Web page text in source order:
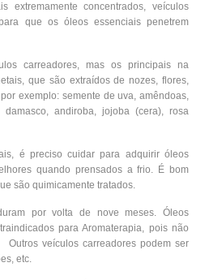
extremamente concentrados, veículos
que os óleos essenciais penetrem
carreadores, mas os principais na
que são extraídos de nozes, flores,
exemplo: semente de uva, amêndoas,
andiroba, jojoba (cera), rosa
é preciso cuidar para adquirir óleos
quando prensados a frio. É bom
são quimicamente tratados.
por volta de nove meses. Óleos
para Aromaterapia, pois não
veículos carreadores podem ser
etc.